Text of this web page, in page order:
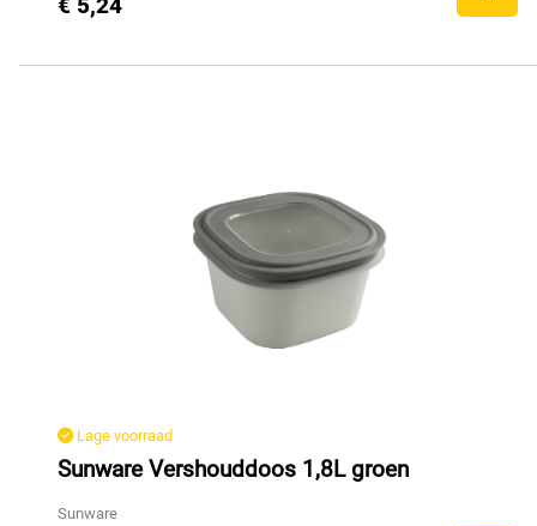
Lage voorraad
Sunware Vershouddoos 1,8L groen
Sunware